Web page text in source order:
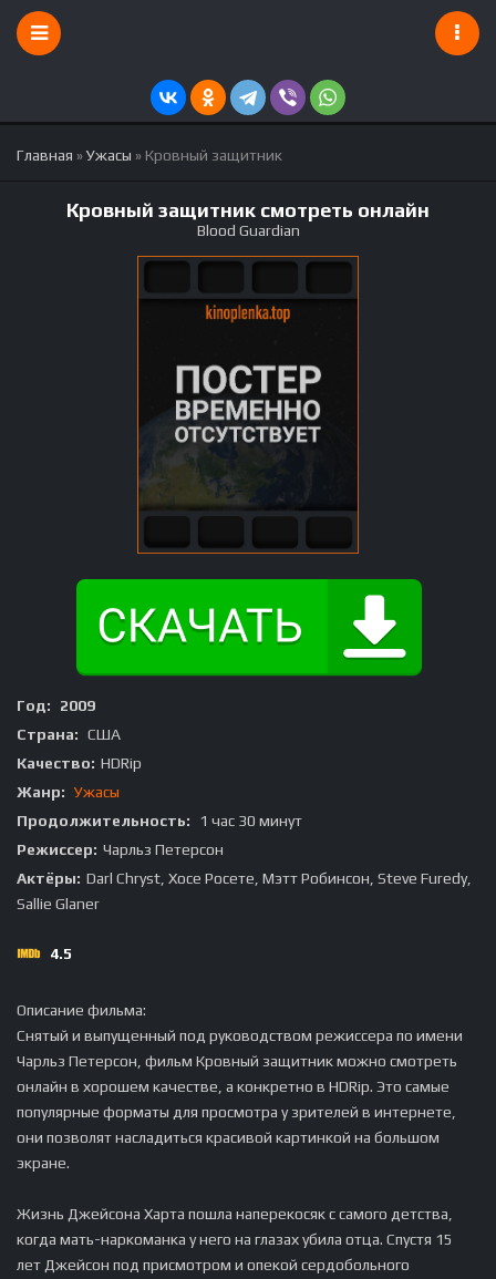
Главная »Ужасы » Кровный защитник
Кровный защитник смотреть онлайн
Blood Guardian
Год:
2009
Страна: США
Качество: HDRip
Жанр: Ужасы
Продолжительность:
1 час 30 минут
Режиссер: Чарльз Петерсон
Актёры: Darl Chryst, Хосе Росете, Мэтт Робинсон, Steve Furedy,
Sallie Glaner
4.5
Описание фильма:
Снятый и выпущенный под руководством режиссера по имени
Чарльз Петерсон, фильм Кровный защитник можно смотреть
онлайн в хорошем качестве, а конкретно в HDRip. Это самые
популярные форматы для просмотра у зрителей в интернете,
они позволят насладиться красивой картинкой на большом
экране.
Жизнь Джейсона Харта пошла наперекосяк с самого детства,
когда мать-наркоманка у него на глазах убила отца. Спустя 15
лет Джейсон под присмотром и опекой сердобольного